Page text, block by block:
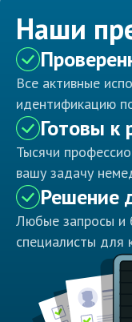
Наши
Все активные
идентификацию
Готовы к
Тысячи
вашу задачу
Решение
Любые запросы и
специалисты для